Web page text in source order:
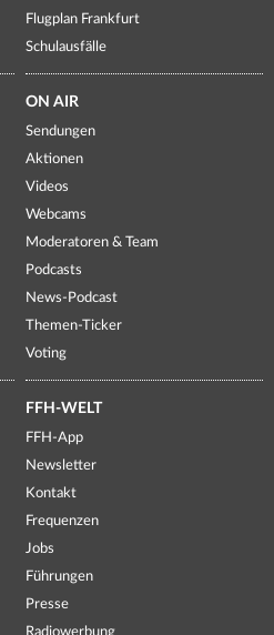
Flugplan Frankfurt
Schulausfälle
ON AIR
Sendungen
Aktionen
Videos
Webcams
Moderatoren & Team
Podcasts
News-Podcast
Themen-Ticker
Voting
FFH-WELT
FFH-App
Newsletter
Kontakt
Frequenzen
Jobs
Führungen
Presse
Radiowerbung